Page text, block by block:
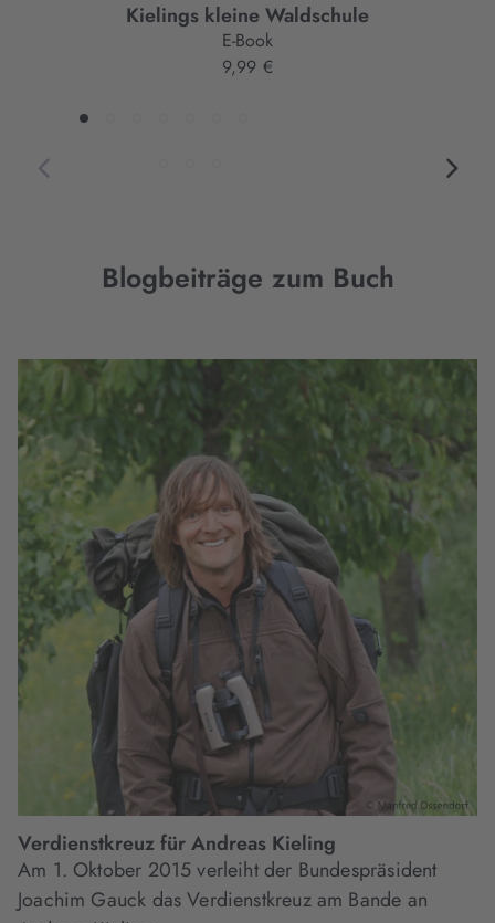
Kielings kleine Waldschule
E-Book
9,99 €
Blogbeiträge zum Buch
Verdienstkreuz für Andreas Kieling
Am 1. Oktober 2015 verleiht der Bundespräsident
Joachim Gauck das Verdienstkreuz am Bande an